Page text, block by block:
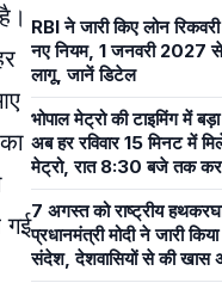
गई
RBI ने जारी किए लोन
नए नियम, 1 जनवरी 2027 से
लागू, जानें डिटेल
भोपाल मेट्रो की टाइमिंग में
अब हर रविवार 15 मिनट में
मेट्रो, रात 8:30 बजे तक
सफर
7 अगस्त को राष्ट्रीय
प्रधानमंत्री मोदी ने जारी किया
संदेश, देशवासियों से की खास